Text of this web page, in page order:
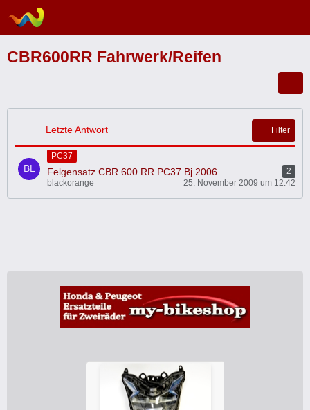
CBR600RR Fahrwerk/Reifen
Letzte Antwort Filter
PC37
Felgensatz CBR 600 RR PC37 Bj 2006
2
blackorange
25. November 2009 um 12:42